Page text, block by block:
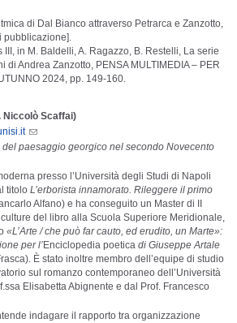
di Dal Bianco attraverso Petrarca e Zanzotto,
pubblicazione].
in M. Baldelli, A. Ragazzo, B. Restelli, La serie
di Andrea Zanzotto, PENSA MULTIMEDIA – PER
2024, pp. 149-160.
Niccolò Scaffai)
del paesaggio georgico nel secondo Novecento
presso l’Università degli Studi di Napoli
titolo L’erborista innamorato. Rileggere il primo
Alfano) e ha conseguito un Master di II
del libro alla Scuola Superiore Meridionale,
«L’Arte / che può far cauto, ed erudito, un Marte»:
per l’Enciclopedia poetica di Giuseppe Artale
È stato inoltre membro dell’equipe di studio
sul romanzo contemporaneo dell’Università
Elisabetta Abignente e dal Prof. Francesco
indagare il rapporto tra organizzazione